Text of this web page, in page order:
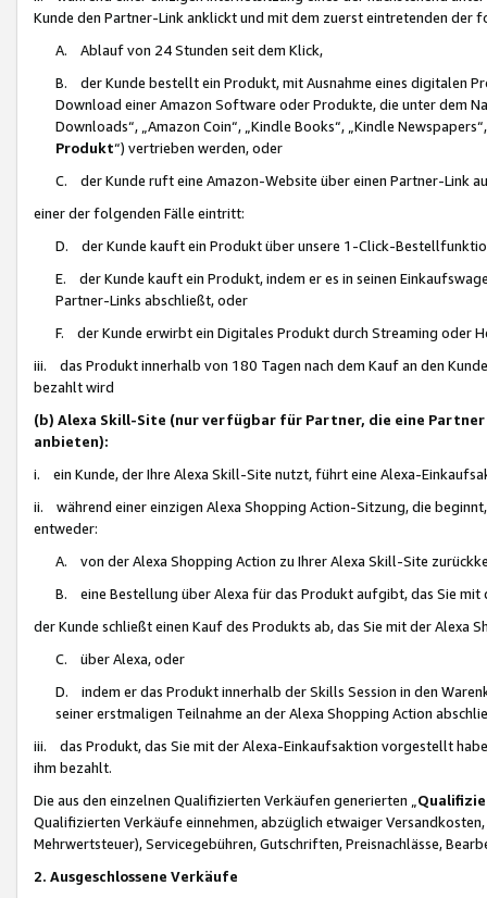
Kunde den Partner-Link anklickt und mit dem zuerst eintretenden der
A. Ablauf von 24 Stunden seit dem Klick,
B. der Kunde bestellt ein Produkt, mit Ausnahme eines digitalen
Download einer Amazon Software oder Produkte, die unter dem
Downloads“, „Amazon Coin“, „Kindle Books“, „Kindle
Produkt“) vertrieben werden, oder
C. der Kunde ruft eine Amazon-Website über einen Partner-Link
einer der folgenden Fälle eintritt:
D. der Kunde kauft ein Produkt über unsere 1-Click-
E. der Kunde kauft ein Produkt, indem er es in seinen
Partner-Links abschließt, oder
F. der Kunde erwirbt ein Digitales Produkt durch Streaming oder
iii. das Produkt innerhalb von 180 Tagen nach dem Kauf an den
bezahlt wird
(b) Alexa Skill-Site (nur verfügbar für Partner, die eine
anbieten):
i. ein Kunde, der Ihre Alexa Skill-Site nutzt, führt eine Alexa-
ii. während einer einzigen Alexa Shopping Action-Sitzung, die
entweder:
A. von der Alexa Shopping Action zu Ihrer Alexa Skill-Site
B. eine Bestellung über Alexa für das Produkt aufgibt, das Sie mit
der Kunde schließt einen Kauf des Produkts ab, das Sie mit der Alexa
C. über Alexa, oder
D. indem er das Produkt innerhalb der Skills Session in den
seiner erstmaligen Teilnahme an der Alexa Shopping Action
iii. das Produkt, das Sie mit der Alexa-Einkaufsaktion vorgestellt
ihm bezahlt.
Die aus den einzelnen Qualifizierten Verkäufen generierten „
Qualifizierten Verkäufe einnehmen, abzüglich etwaiger
Mehrwertsteuer), Servicegebühren, Gutschriften, Preisnachlässe,
2. Ausgeschlossene Verkäufe